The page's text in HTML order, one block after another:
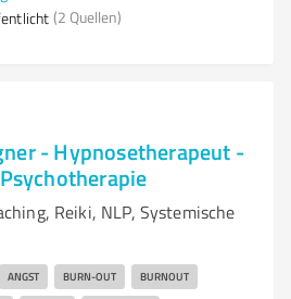
(2 Quellen)
- Hypnosetherapeut -
Reiki, NLP, Systemische
ANGST BURN-OUT BURNOUT